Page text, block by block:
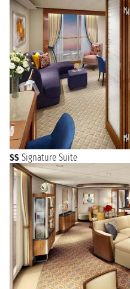
SS Signature Suite